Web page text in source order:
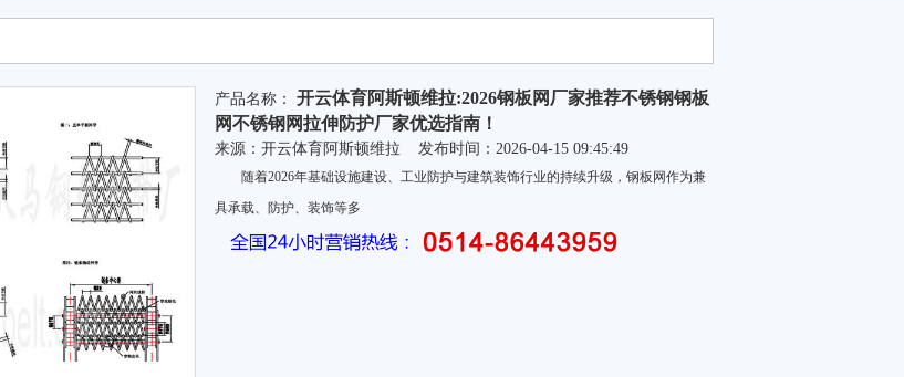
产品名称： 开云体育阿斯顿维拉:2026钢板网厂家推荐不锈钢钢板
网不锈钢网拉伸防护厂家优选指南！
来源： 开云体育阿斯顿维拉 发布时间：2026-04-15 09:45:49
随着2026年基础设施建设、工业防护与建筑装饰行业的持续升级，钢板网作为兼
具承载、防护、装饰等多